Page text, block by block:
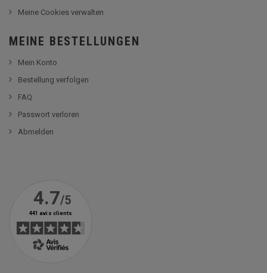
Meine Cookies verwalten
MEINE BESTELLUNGEN
Mein Konto
Bestellung verfolgen
FAQ
Passwort verloren
Abmelden